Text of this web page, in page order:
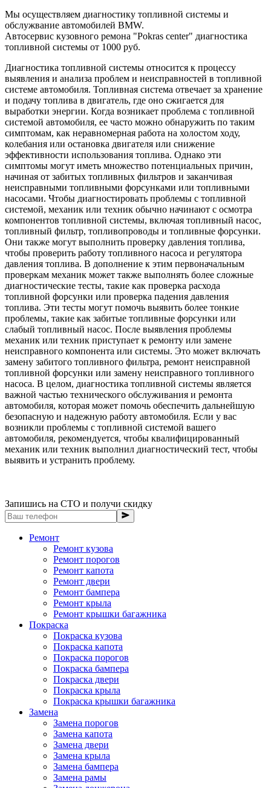
Мы осуществляем диагностику топливной системы и
обслужвание автомобилей BMW.
Автосервис кузовного ремона "Pokras center" диагностика
топливной системы от 1000 руб.
Диагностика топливной системы относится к процессу
выявления и анализа проблем и неисправностей в топливной
системе автомобиля. Топливная система отвечает за хранение
и подачу топлива в двигатель, где оно сжигается для
выработки энергии. Когда возникает проблема с топливной
системой автомобиля, ее часто можно обнаружить по таким
симптомам, как неравномерная работа на холостом ходу,
колебания или остановка двигателя или снижение
эффективности использования топлива. Однако эти
симптомы могут иметь множество потенциальных причин,
начиная от забитых топливных фильтров и заканчивая
неисправными топливными форсунками или топливными
насосами. Чтобы диагностировать проблемы с топливной
системой, механик или техник обычно начинают с осмотра
компонентов топливной системы, включая топливный насос,
топливный фильтр, топливопроводы и топливные форсунки.
Они также могут выполнить проверку давления топлива,
чтобы проверить работу топливного насоса и регулятора
давления топлива. В дополнение к этим первоначальным
проверкам механик может также выполнять более сложные
диагностические тесты, такие как проверка расхода
топливной форсунки или проверка падения давления
топлива. Эти тесты могут помочь выявить более тонкие
проблемы, такие как забитые топливные форсунки или
слабый топливный насос. После выявления проблемы
механик или техник приступает к ремонту или замене
неисправного компонента или системы. Это может включать
замену забитого топливного фильтра, ремонт неисправной
топливной форсунки или замену неисправного топливного
насоса. В целом, диагностика топливной системы является
важной частью технического обслуживания и ремонта
автомобиля, которая может помочь обеспечить дальнейшую
безопасную и надежную работу автомобиля. Если у вас
возникли проблемы с топливной системой вашего
автомобиля, рекомендуется, чтобы квалифицированный
механик или техник выполнил диагностический тест, чтобы
выявить и устранить проблему.
Запишись на СТО и получи скидку
Ремонт
Ремонт кузова
Ремонт порогов
Ремонт капота
Ремонт двери
Ремонт бампера
Ремонт крыла
Ремонт крышки багажника
Покраска
Покраска кузова
Покраска капота
Покраска порогов
Покраска бампера
Покраска двери
Покраска крыла
Покраска крышки багажника
Замена
Замена порогов
Замена капота
Замена двери
Замена крыла
Замена бампера
Замена рамы